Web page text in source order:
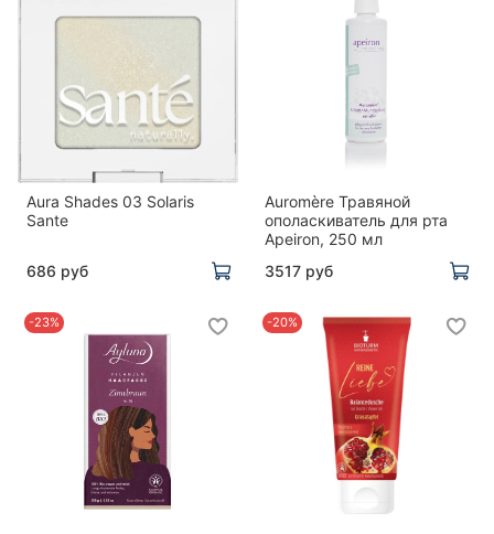
Aura Shades 03 Solaris
Sante
686 руб
Auromère Травяной
ополаскиватель для рта
Apeiron, 250 мл
3517 руб
-23% -20%